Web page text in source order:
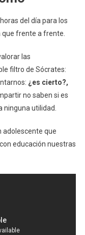
del día para los
frente a frente.
las
filtro de Sócrates:
¿es cierto?,
no saben si es
ninguna utilidad.
adolescente que
educación nuestras